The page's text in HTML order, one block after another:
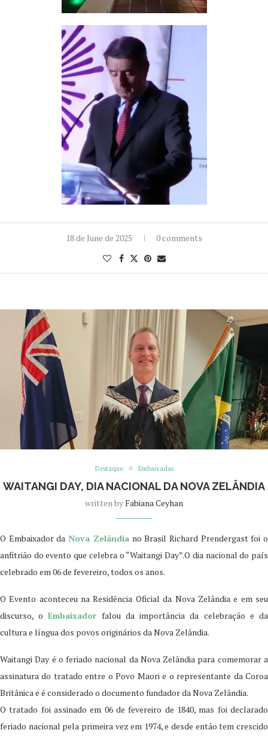
18 de June de 2025 0 comments
Destaque Embaixadas
WAITANGI DAY, DIA NACIONAL DA NOVA ZELÂNDIA
written byFabiana Ceyhan
O Embaixador daNova Zelândiano Brasil Richard Prendergast foi o
anfitrião do evento que celebra o “Waitangi Day”.O dia nacional do país
celebrado em 06 de fevereiro, todos os anos.
O Evento aconteceu na Residência Oficial da Nova Zelândia e em seu
discurso, oEmbaixador falou da importância da celebração e da
cultura e língua dos povos originários da Nova Zelândia.
Waitangi Day é o feriado nacional da Nova Zelândia para comemorar a
assinatura do tratado entre o Povo Maori e o representante da Coroa
Britânica e é considerado o documento fundador da Nova Zelândia.
O tratado foi assinado em 06 de fevereiro de 1840, mas foi declarado
feriado nacional pela primeira vez em 1974, e desde então tem crescido